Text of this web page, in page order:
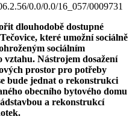
0.0/0.0/16_057/0009731
dlouhodobě dostupné
které umožní sociálně
sociálním
Nástrojem dosažení
prostor pro potřeby
bude jednat o rekonstrukci
obecního bytového domu
a rekonstrukcí